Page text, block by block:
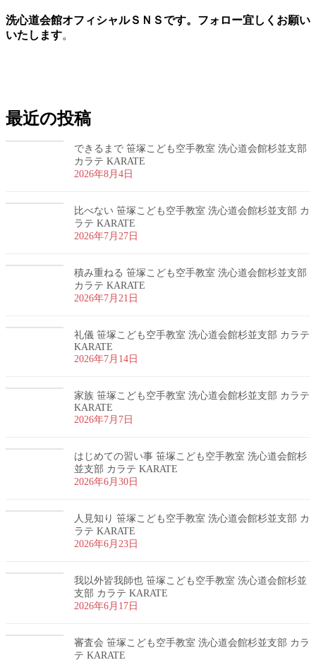
洗心道会館オフィシャルＳＮＳです。フォロー宜しくお願い
いたします。
最近の投稿
できるまで 笹塚こども空手教室 洗心道会館杉並支部
カラテ KARATE
2026年8月4日
比べない 笹塚こども空手教室 洗心道会館杉並支部 カ
ラテ KARATE
2026年7月27日
積み重ねる 笹塚こども空手教室 洗心道会館杉並支部
カラテ KARATE
2026年7月21日
礼儀 笹塚こども空手教室 洗心道会館杉並支部 カラテ
KARATE
2026年7月14日
家族 笹塚こども空手教室 洗心道会館杉並支部 カラテ
KARATE
2026年7月7日
はじめての習い事 笹塚こども空手教室 洗心道会館杉
並支部 カラテ KARATE
2026年6月30日
人見知り 笹塚こども空手教室 洗心道会館杉並支部 カ
ラテ KARATE
2026年6月23日
我以外皆我師也 笹塚こども空手教室 洗心道会館杉並
支部 カラテ KARATE
2026年6月17日
審査会 笹塚こども空手教室 洗心道会館杉並支部 カラ
テ KARATE